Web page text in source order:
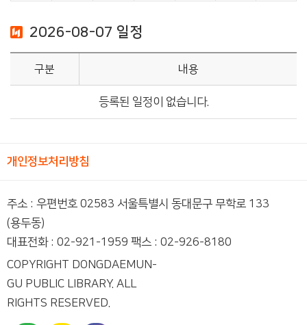
2026-08-07 일정
구분 내용
등록된 일정이 없습니다.
개인정보처리방침
주소 : 우편번호 02583 서울특별시 동대문구 무학로 133
(용두동)
대표전화 : 02-921-1959 팩스 : 02-926-8180
COPYRIGHT DONGDAEMUN-
GU PUBLIC LIBRARY. ALL
RIGHTS RESERVED.